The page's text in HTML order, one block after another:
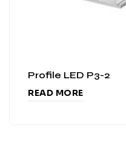
Profile LED P3-2
READ MORE